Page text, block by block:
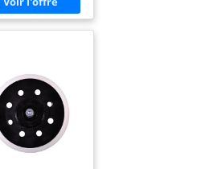
de la laque
et le polissage